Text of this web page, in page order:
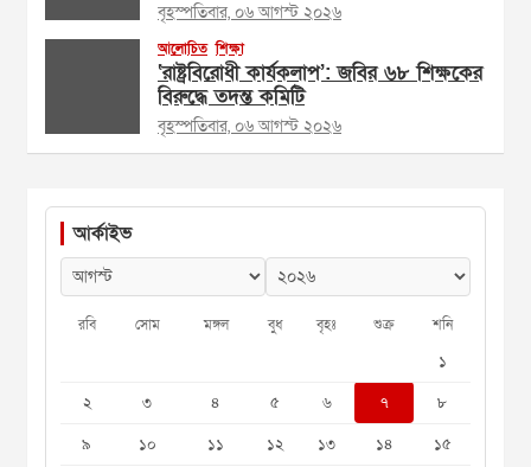
বৃহস্পতিবার, ০৬ আগস্ট ২০২৬
আলোচিত শিক্ষা
‘রাষ্ট্রবিরোধী কার্যকলাপ’: জবির ৬৮ শিক্ষকের
বিরুদ্ধে তদন্ত কমিটি
বৃহস্পতিবার, ০৬ আগস্ট ২০২৬
আর্কাইভ
রবি সোম মঙ্গল বুধ বৃহঃ শুক্র শনি
১
২
৩ ৪ ৫ ৬ ৭
৮
৯
১০ ১১ ১২ ১৩ ১৪ ১৫